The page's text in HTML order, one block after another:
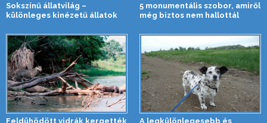
Sokszínű állatvilág –
különleges kinézetű állatok
5 monumentális szobor, amiről
még biztos nem hallottál
Feldühödött vidrák kergették A legkülönlegesebb és